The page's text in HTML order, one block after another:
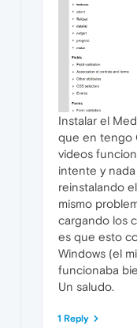
Instalar el
que en tengo
videos
intente y
reinstalando
mismo
cargando los
es que esto
Windows (el
funcionaba
Un saludo.
1 Reply